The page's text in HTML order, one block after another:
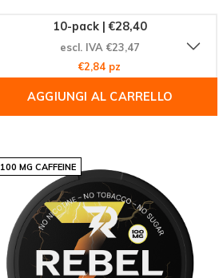
10-pack | €28,40
escl. IVA €23,47
€2,84 pz
AGGIUNGI AL CARRELLO
100 MG CAFFEINE